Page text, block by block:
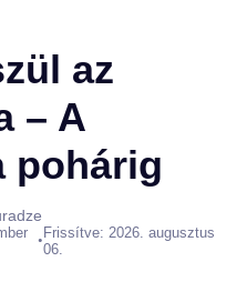
az
– A
pohárig
• Frissítve: 2026. augusztus
06.